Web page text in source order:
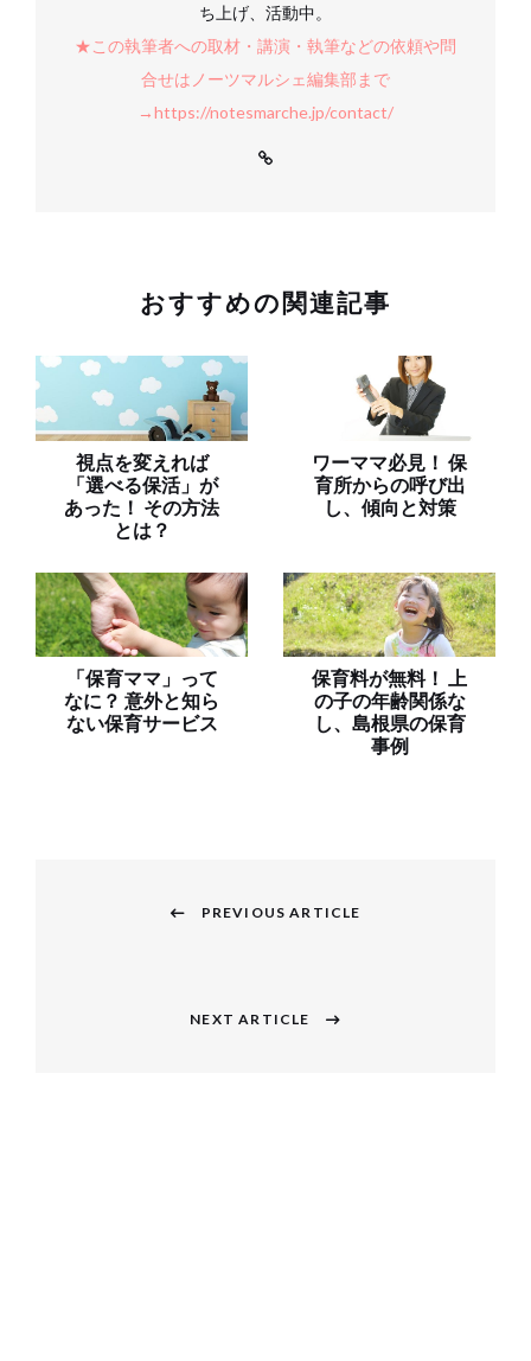
ち上げ、活動中。
★この執筆者への取材・講演・執筆などの依頼や問
合せはノーツマルシェ編集部まで
→https://notesmarche.jp/contact/
おすすめの関連記事
視点を変えれば
「選べる保活」が
あった！ その方法
とは？
ワーママ必見！ 保
育所からの呼び出
し、傾向と対策
「保育ママ」って
なに？ 意外と知ら
ない保育サービス
保育料が無料！ 上
の子の年齢関係な
し、島根県の保育
事例
PREVIOUS ARTICLE
NEXT ARTICLE